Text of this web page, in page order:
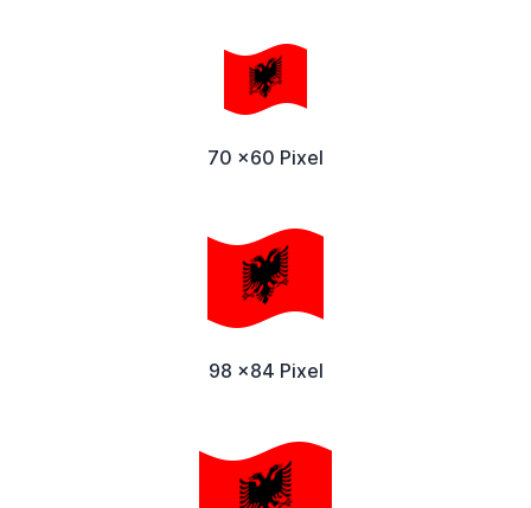
70 x60 Pixel
98 x84 Pixel